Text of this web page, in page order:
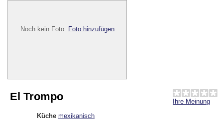
Noch kein Foto. Foto hinzufügen
Ihre Meinung
El Trompo
Küche mexikanisch